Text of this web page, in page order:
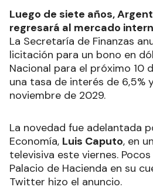
Luego de siete años,
regresará al mercado
La Secretaría de Finanzas
licitación para un bono en
Nacional para el próximo 10
una tasa de interés de 6,5%
noviembre de 2029.
La novedad fue adelantada
Economía, Luis Caputo, en
televisiva este viernes.
Palacio de Hacienda en su
Twitter hizo el anuncio.